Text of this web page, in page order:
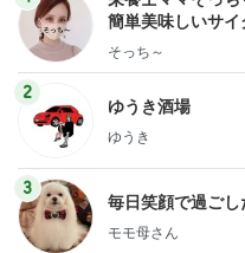
簡単美味しいサイ
献立
そっち～
2
ゆうき酒場
ゆうき
3
毎日笑顔で過ごし
モモ母さん